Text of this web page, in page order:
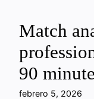
Match
90
febrero 5, 2026